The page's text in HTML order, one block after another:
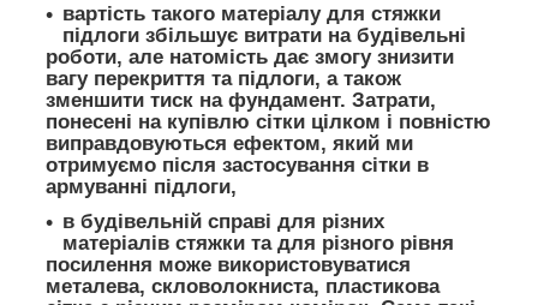
вартість такого матеріалу для стяжки
підлоги збільшує витрати на будівельні
роботи, але натомість дає змогу знизити
вагу перекриття та підлоги, а також
зменшити тиск на фундамент. Затрати,
понесені на купівлю сітки цілком і повністю
виправдовуються ефектом, який ми
отримуємо після застосування сітки в
армуванні підлоги,
в будівельній справі для різних
матеріалів стяжки та для різного рівня
посилення може використовуватися
металева, скловолокниста, пластикова